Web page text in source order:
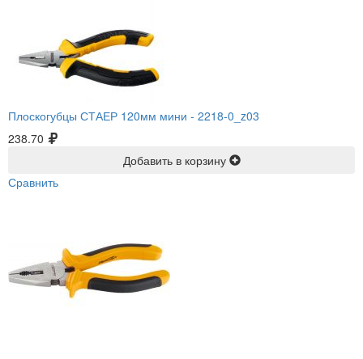
Плоскогубцы СТАЕР 120мм мини - 2218-0_z03
238.70
Добавить в корзину
Сравнить